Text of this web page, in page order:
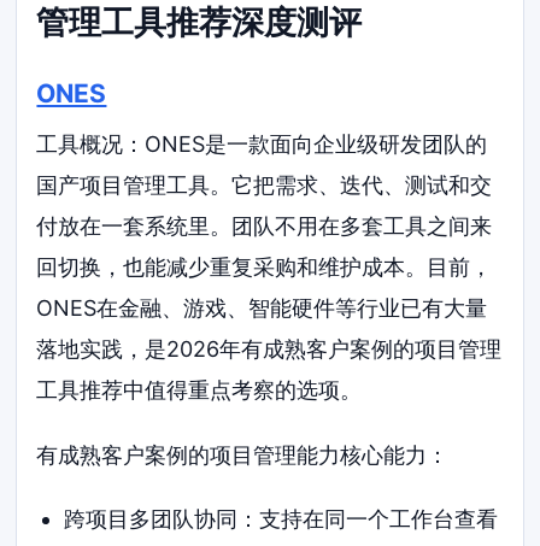
管理工具推荐深度测评
ONES
工具概况：ONES是一款面向企业级研发团队的
国产项目管理工具。它把需求、迭代、测试和交
付放在一套系统里。团队不用在多套工具之间来
回切换，也能减少重复采购和维护成本。目前，
ONES在金融、游戏、智能硬件等行业已有大量
落地实践，是2026年有成熟客户案例的项目管理
工具推荐中值得重点考察的选项。
有成熟客户案例的项目管理能力核心能力：
跨项目多团队协同：支持在同一个工作台查看